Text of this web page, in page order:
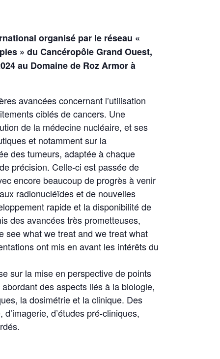
organisé par le réseau «
» du Cancéropôle Grand Ouest,
au Domaine de Roz Armor à
avancées concernant l’utilisation
ciblés de cancers. Une
de la médecine nucléaire, et ses
et notamment sur la
des tumeurs, adaptée à chaque
précision. Celle-ci est passée de
encore beaucoup de progrès à venir
radionucléïdes et de nouvelles
rapide et la disponibilité de
des avancées très prometteuses,
see what we treat and we treat what
ont mis en avant les intérêts du
sur la mise en perspective de points
des aspects liés à la biologie,
la dosimétrie et la clinique. Des
d’études pré-cliniques,